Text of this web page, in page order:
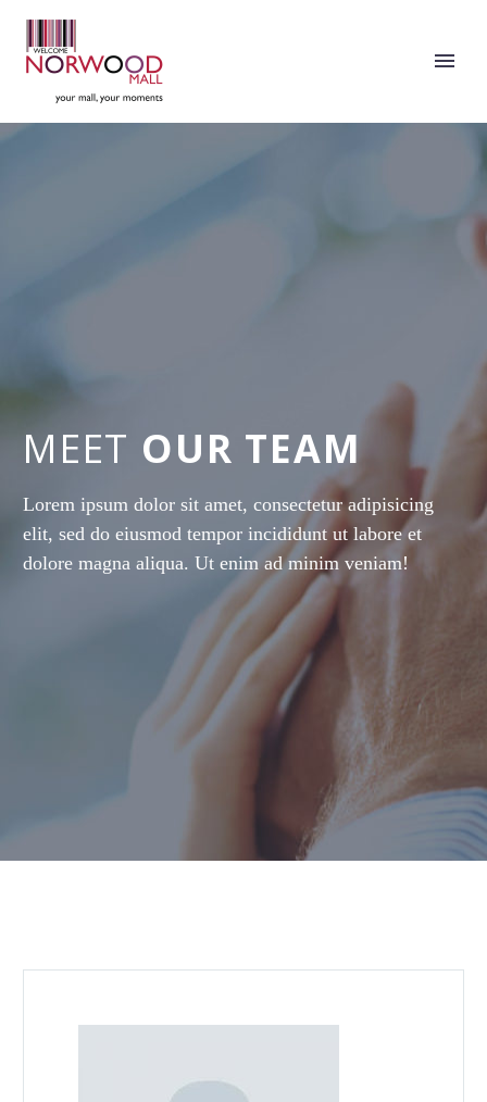
MEET OUR TEAM
Lorem ipsum dolor sit amet, consectetur adipisicing
elit, sed do eiusmod tempor incididunt ut labore et
dolore magna aliqua. Ut enim ad minim veniam!